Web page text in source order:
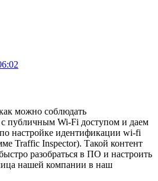
можно соблюдать
с публичным Wi-Fi доступом и даем
настройке идентификации wi-fi
Traffic Inspector). Такой контент
разобраться в ПО и настроить
нашей компании в наш